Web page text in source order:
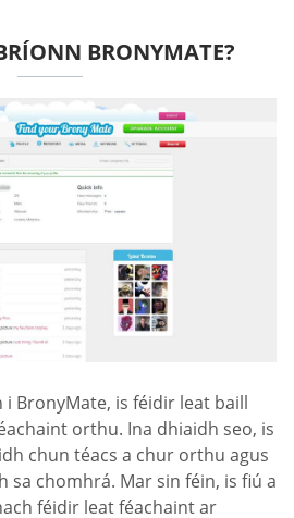
BRONYMATE?
i BronyMate, is féidir leat baill
orthu. Ina dhiaidh seo, is
chun téacs a chur orthu agus
sa chomhrá. Mar sin féin, is fiú a
féidir leat féachaint ar